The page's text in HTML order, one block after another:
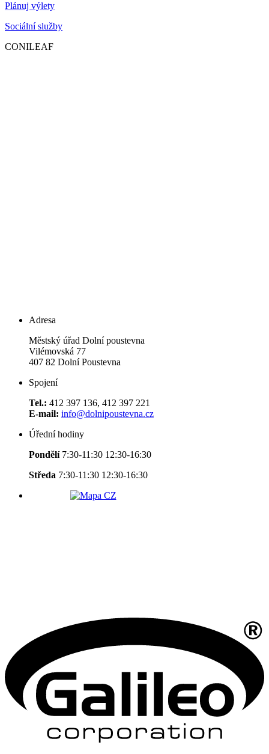
Plánuj výlety
Sociální služby
CONILEAF
Adresa
Městský úřad Dolní poustevna
Vilémovská 77
407 82 Dolní Poustevna
Spojení
Tel.: 412 397 136, 412 397 221
E-mail: info@dolnipoustevna.cz
Úřední hodiny
Pondělí 7:30-11:30 12:30-16:30
Středa 7:30-11:30 12:30-16:30